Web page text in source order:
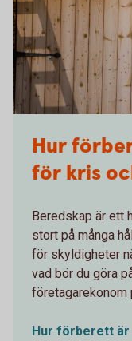
Hur
för kris
Beredskap är ett
stort på många
för skyldigheter
vad bör du göra
företagarekonom
Hur förberett